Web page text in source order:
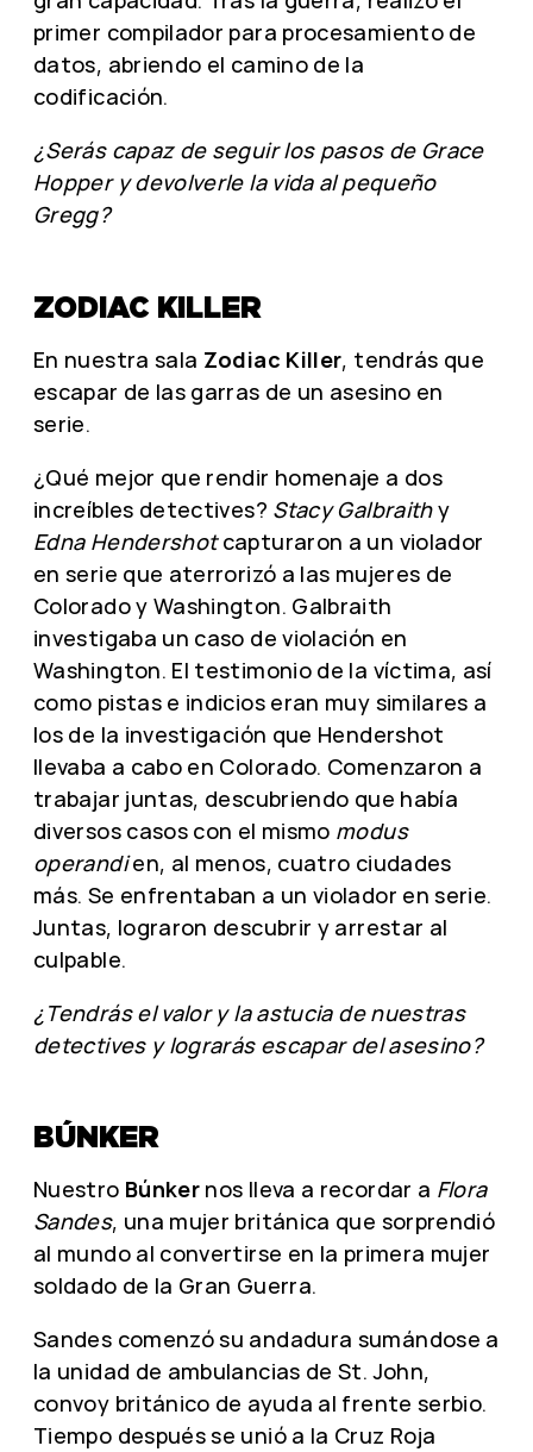
primer compilador para procesamiento de
datos, abriendo el camino de la
codificación.
¿Serás capaz de seguir los pasos de Grace
Hopper y devolverle la vida al pequeño
Gregg?
ZODIAC KILLER
En nuestra sala Zodiac Killer, tendrás que
escapar de las garras de un asesino en
serie.
¿Qué mejor que rendir homenaje a dos
increíbles detectives? Stacy Galbraithy
Edna Hendershotcapturaron a un violador
en serie que aterrorizó a las mujeres de
Colorado y Washington. Galbraith
investigaba un caso de violación en
Washington. El testimonio de la víctima, así
como pistas e indicios eran muy similares a
los de la investigación que Hendershot
llevaba a cabo en Colorado. Comenzaron a
trabajar juntas, descubriendo que había
diversos casos con el mismo modus
operandien, al menos, cuatro ciudades
más. Se enfrentaban a un violador en serie.
Juntas, lograron descubrir y arrestar al
culpable.
¿Tendrás el valor y la astucia de nuestras
detectives y lograrás escapar del asesino?
BÚNKER
Nuestro Búnker nos lleva a recordar a Flora
Sandes, una mujer británica que sorprendió
al mundo al convertirse en la primera mujer
soldado de la Gran Guerra.
Sandes comenzó su andadura sumándose a
la unidad de ambulancias de St. John,
convoy británico de ayuda al frente serbio.
Tiempo después se unió a la Cruz Roja